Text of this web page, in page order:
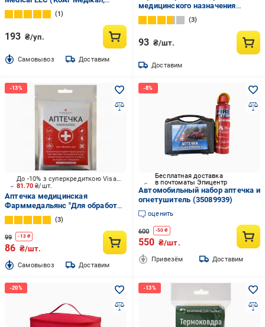
ТОВ), США BleedStop 20 г
1
193 ₴/уп.
Cамовывоз Доставим
медицинского назначения
160x210 см (+/-10) 52-001
3
93 ₴/шт.
Доставим
81.70₴/шт.
До -10% з суперкредиткою Visa Вигода
Аптечка медицинская
Фарммедальянс "Для обработки
ран"
3
99 -13 ₴
86 ₴/шт.
Cамовывоз Доставим
Бесплатная доставка
в почтоматы Эпицентр
Автомобильный набор аптечка и
огнетушитель (35089939)
оценить
600 -50 ₴
550 ₴/шт.
Привезём Доставим